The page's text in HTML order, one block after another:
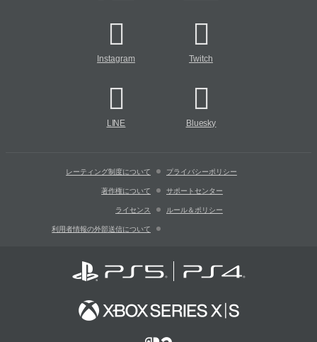
Instagram Twitch
LINE Bluesky
レーティング制度について プライバシーポリシー
著作権について サポートセンター
ライセンス ルール＆ポリシー
利用者情報の外部送信について